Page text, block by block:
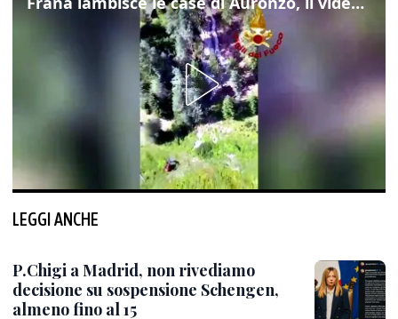
LEGGI ANCHE
P.Chigi a Madrid, non rivediamo
decisione su sospensione Schengen,
almeno fino al 15